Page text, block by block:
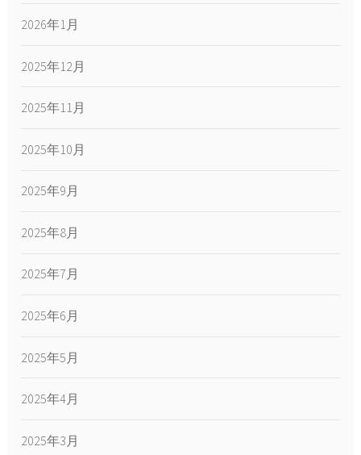
2026年1月
2025年12月
2025年11月
2025年10月
2025年9月
2025年8月
2025年7月
2025年6月
2025年5月
2025年4月
2025年3月